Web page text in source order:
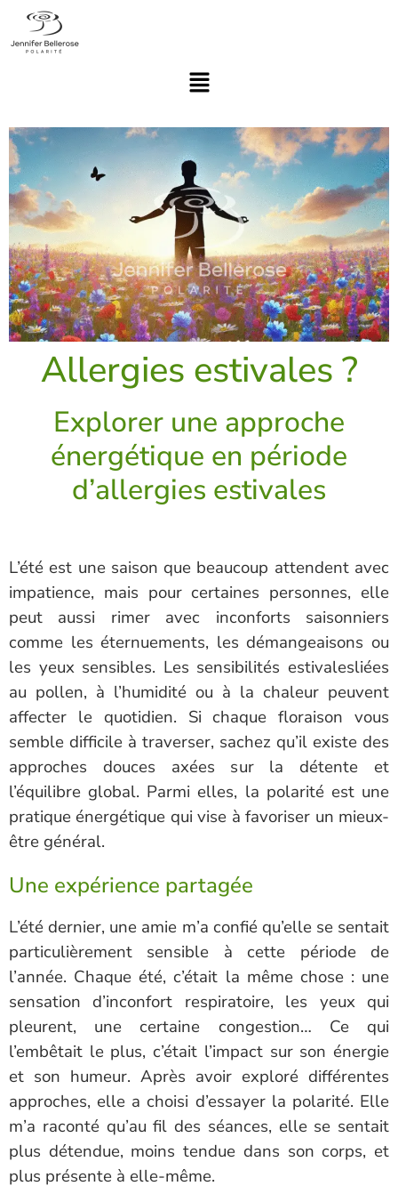
Allergies estivales ?
Explorer une approche
énergétique en période
d’allergies estivales
L’été est une saison que beaucoup attendent avec
impatience, mais pour certaines personnes, elle
peut aussi rimer avec inconforts saisonniers
comme les éternuements, les démangeaisons ou
les yeux sensibles. Les sensibilités estivalesliées
au pollen, à l’humidité ou à la chaleur peuvent
affecter le quotidien. Si chaque floraison vous
semble difficile à traverser, sachez qu’il existe des
approches douces axées sur la détente et
l’équilibre global. Parmi elles, la polarité est une
pratique énergétique qui vise à favoriser un mieux-
être général.
Une expérience partagée
L’été dernier, une amie m’a confié qu’elle se sentait
particulièrement sensible à cette période de
l’année. Chaque été, c’était la même chose : une
sensation d’inconfort respiratoire, les yeux qui
pleurent, une certaine congestion… Ce qui
l’embêtait le plus, c’était l’impact sur son énergie
et son humeur. Après avoir exploré différentes
approches, elle a choisi d’essayer la polarité. Elle
m’a raconté qu’au fil des séances, elle se sentait
plus détendue, moins tendue dans son corps, et
plus présente à elle-même.